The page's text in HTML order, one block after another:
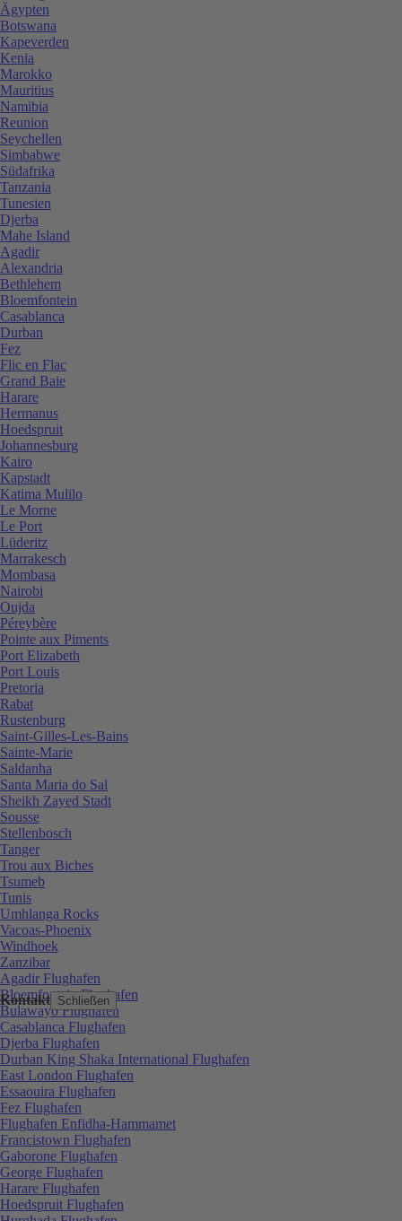
Kontakt Schließen
Ägypten
Botswana
Kapeverden
Kenia
Marokko
Mauritius
Namibia
Reunion
Seychellen
Simbabwe
Südafrika
Tanzania
Tunesien
Djerba
Mahe Island
Agadir
Alexandria
Bethlehem
Bloemfontein
Casablanca
Durban
Fez
Flic en Flac
Grand Baie
Harare
Hermanus
Hoedspruit
Johannesburg
Kairo
Kapstadt
Katima Mulilo
Le Morne
Le Port
Lüderitz
Marrakesch
Mombasa
Nairobi
Oujda
Péreybère
Pointe aux Piments
Port Elizabeth
Port Louis
Pretoria
Rabat
Rustenburg
Saint-Gilles-Les-Bains
Sainte-Marie
Saldanha
Santa Maria do Sal
Sheikh Zayed Stadt
Sousse
Stellenbosch
Tanger
Trou aux Biches
Tsumeb
Tunis
Umhlanga Rocks
Vacoas-Phoenix
Windhoek
Zanzibar
Agadir Flughafen
Bloemfontein Flughafen
Bulawayo Flughafen
Casablanca Flughafen
Djerba Flughafen
Durban King Shaka International Flughafen
East London Flughafen
Essaouira Flughafen
Fez Flughafen
Flughafen Enfidha-Hammamet
Francistown Flughafen
Gaborone Flughafen
George Flughafen
Harare Flughafen
Hoedspruit Flughafen